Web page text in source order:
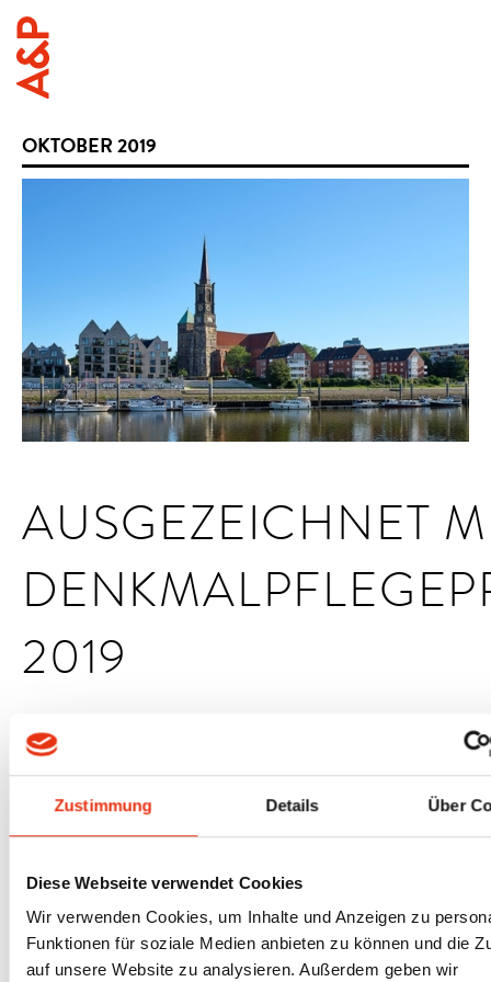
Zustimmung Details Über
Diese Webseite verwendet Cookies
Wir verwenden Cookies, um Inhalte und Anzeigen zu
Funktionen für soziale Medien anbieten zu können und die
auf unsere Website zu analysieren. Außerdem geben wir
OKTOBER 2019
AUSGEZEICHNET
2019
Eine besondere Anerkennung wurde uns für die erfolgreiche
Sanierung des Südturms der Kulturkirche St. Stephani in Bremen
dem Bauwerk und die herausragenden Planungsleistungen bei
überdurchschnittliches Engagement beim Schutz und der
Restaurierung von Baudenkmälern. Vergeben wird er alle drei